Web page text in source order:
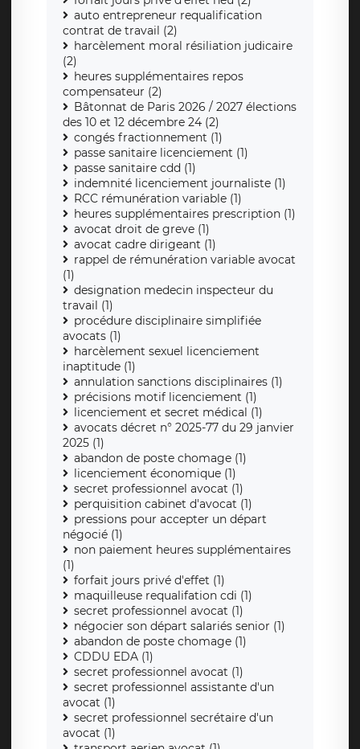
auto entrepreneur requalification
contrat de travail (2)
harcèlement moral résiliation judicaire
(2)
heures supplémentaires repos
compensateur (2)
Bâtonnat de Paris 2026 / 2027 élections
des 10 et 12 décembre 24 (2)
congés fractionnement (1)
passe sanitaire licenciement (1)
passe sanitaire cdd (1)
indemnité licenciement journaliste (1)
RCC rémunération variable (1)
heures supplémentaires prescription (1)
avocat droit de greve (1)
avocat cadre dirigeant (1)
rappel de rémunération variable avocat
(1)
designation medecin inspecteur du
travail (1)
procédure disciplinaire simplifiée
avocats (1)
harcèlement sexuel licenciement
inaptitude (1)
annulation sanctions disciplinaires (1)
précisions motif licenciement (1)
licenciement et secret médical (1)
avocats décret n° 2025-77 du 29 janvier
2025 (1)
abandon de poste chomage (1)
licenciement économique (1)
secret professionnel avocat (1)
perquisition cabinet d'avocat (1)
pressions pour accepter un départ
négocié (1)
non paiement heures supplémentaires
(1)
forfait jours privé d'effet (1)
maquilleuse requalifation cdi (1)
secret professionnel avocat (1)
négocier son départ salariés senior (1)
abandon de poste chomage (1)
CDDU EDA (1)
secret professionnel avocat (1)
secret professionnel assistante d'un
avocat (1)
secret professionnel secrétaire d'un
avocat (1)